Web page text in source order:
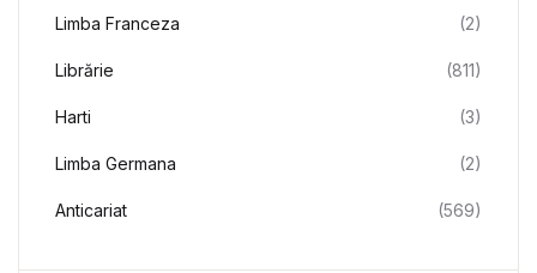
Limba Franceza (2)
Librărie (811)
Harti (3)
Limba Germana (2)
Anticariat (569)